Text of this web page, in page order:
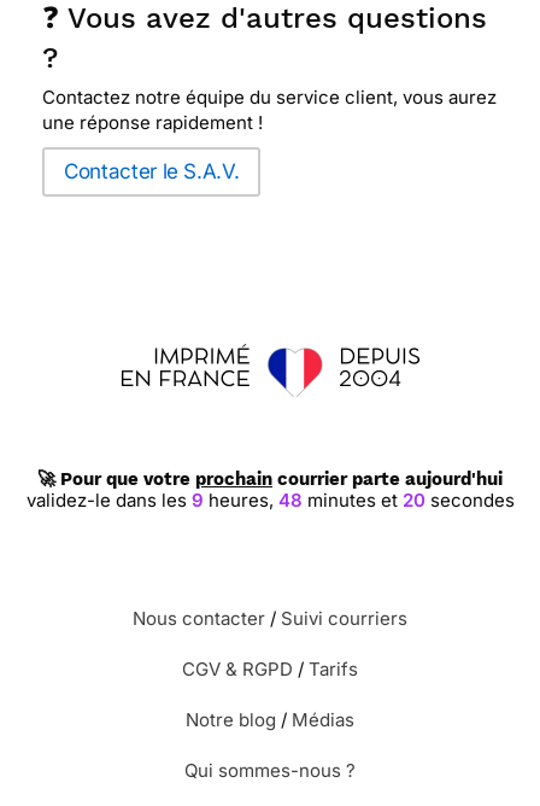
❓ Vous avez d'autres questions
?
Contactez notre équipe du service client, vous aurez
une réponse rapidement !
Contacter le S.A.V.
🚀 Pour que votre prochain courrier parte aujourd'hui
validez-le dans les 9 heures, 48 minutes et 20secondes
Nous contacter / Suivi courriers
CGV & RGPD / Tarifs
Notre blog / Médias
Qui sommes-nous ?